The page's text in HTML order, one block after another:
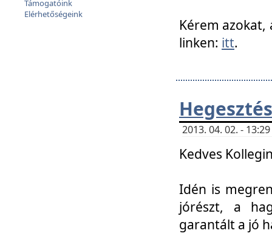
Támogatóink
Elérhetőségeink
Kérem azokat,
linken: itt.
2013. 04. 02. -
Kedves
Idén is
jórészt, a
garantált a jó